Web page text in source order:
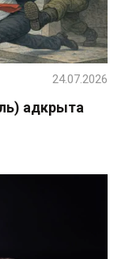
адкрыта
24.07.2026